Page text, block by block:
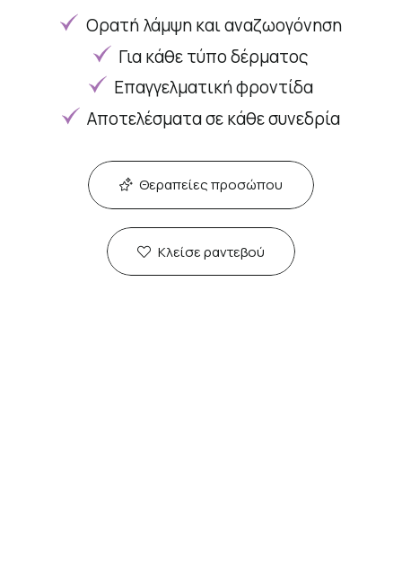
Ορατή λάμψη και αναζωογόνηση
Για κάθε τύπο δέρματος
Επαγγελματική φροντίδα
Αποτελέσματα σε κάθε συνεδρία
Θεραπείες προσώπου
Κλείσε ραντεβού